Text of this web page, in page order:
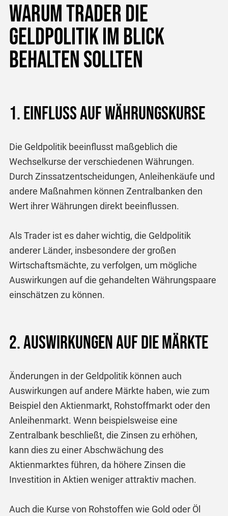
Warum Trader die
Geldpolitik im Blick
behalten sollten
1. Einfluss auf Währungskurse
Die Geldpolitik beeinflusst maßgeblich die
Wechselkurse der verschiedenen Währungen.
Durch Zinssatzentscheidungen, Anleihenkäufe und
andere Maßnahmen können Zentralbanken den
Wert ihrer Währungen direkt beeinflussen.
Als Trader ist es daher wichtig, die Geldpolitik
anderer Länder, insbesondere der großen
Wirtschaftsmächte, zu verfolgen, um mögliche
Auswirkungen auf die gehandelten Währungspaare
einschätzen zu können.
2. Auswirkungen auf die Märkte
Änderungen in der Geldpolitik können auch
Auswirkungen auf andere Märkte haben, wie zum
Beispiel den Aktienmarkt, Rohstoffmarkt oder den
Anleihenmarkt. Wenn beispielsweise eine
Zentralbank beschließt, die Zinsen zu erhöhen,
kann dies zu einer Abschwächung des
Aktienmarktes führen, da höhere Zinsen die
Investition in Aktien weniger attraktiv machen.
Auch die Kurse von Rohstoffen wie Gold oder Öl